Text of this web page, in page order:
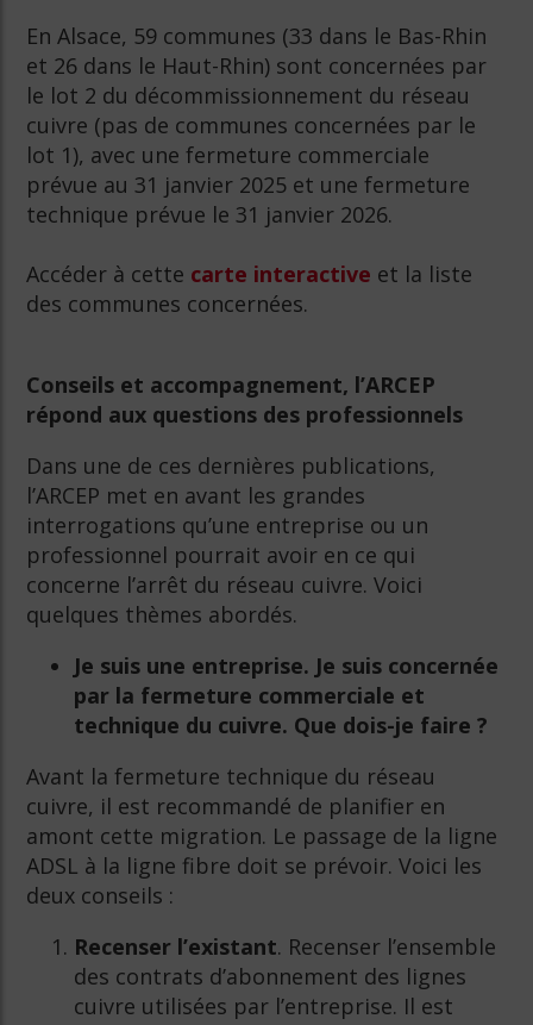
En Alsace, 59 communes (33 dans le Bas-Rhin
et 26 dans le Haut-Rhin) sont concernées par
le lot 2 du décommissionnement du réseau
cuivre (pas de communes concernées par le
lot 1), avec une fermeture commerciale
prévue au 31 janvier 2025 et une fermeture
technique prévue le 31 janvier 2026.
Accéder à cette carte interactive et la liste
des communes concernées.
Conseils et accompagnement, l’ARCEP
répond aux questions des professionnels
Dans une de ces dernières publications,
l’ARCEP met en avant les grandes
interrogations qu’une entreprise ou un
professionnel pourrait avoir en ce qui
concerne l’arrêt du réseau cuivre. Voici
quelques thèmes abordés.
Je suis une entreprise. Je suis concernée
par la fermeture commerciale et
technique du cuivre. Que dois-je faire ?
Avant la fermeture technique du réseau
cuivre, il est recommandé de planifier en
amont cette migration. Le passage de la ligne
ADSL à la ligne fibre doit se prévoir. Voici les
deux conseils :
Recenser l’existant. Recenser l’ensemble
des contrats d’abonnement des lignes
cuivre utilisées par l’entreprise. Il est